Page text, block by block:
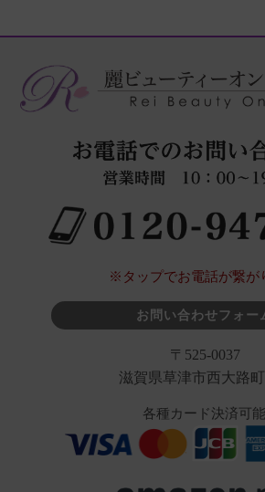
※タップでお電話が繋が
お問い合わせフォー
〒525-0037
滋賀県草津市西大路町
各種カード決済可能